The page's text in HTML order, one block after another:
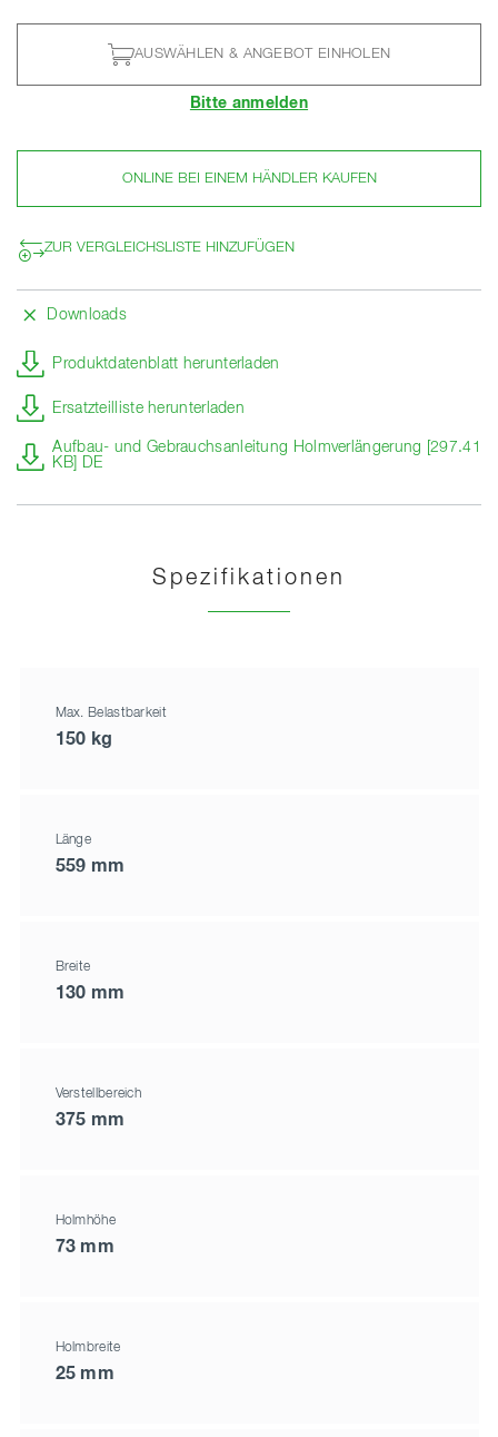
AUSWÄHLEN & ANGEBOT EINHOLEN
Bitte anmelden
ONLINE BEI EINEM HÄNDLER KAUFEN
ZUR VERGLEICHSLISTE HINZUFÜGEN
Downloads
Produktdatenblatt herunterladen
Ersatzteilliste herunterladen
Aufbau- und Gebrauchsanleitung Holmverlängerung [297.41
KB] DE
Spezifikationen
Max. Belastbarkeit
150 kg
Länge
559 mm
Breite
130 mm
Verstellbereich
375 mm
Holmhöhe
73 mm
Holmbreite
25 mm